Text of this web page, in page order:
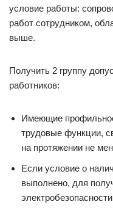
условие работы:
работ сотрудником,
выше.
Получить 2 группу
работников:
Имеющие
трудовые функции,
на протяжении не
Если условие о
выполнено, для